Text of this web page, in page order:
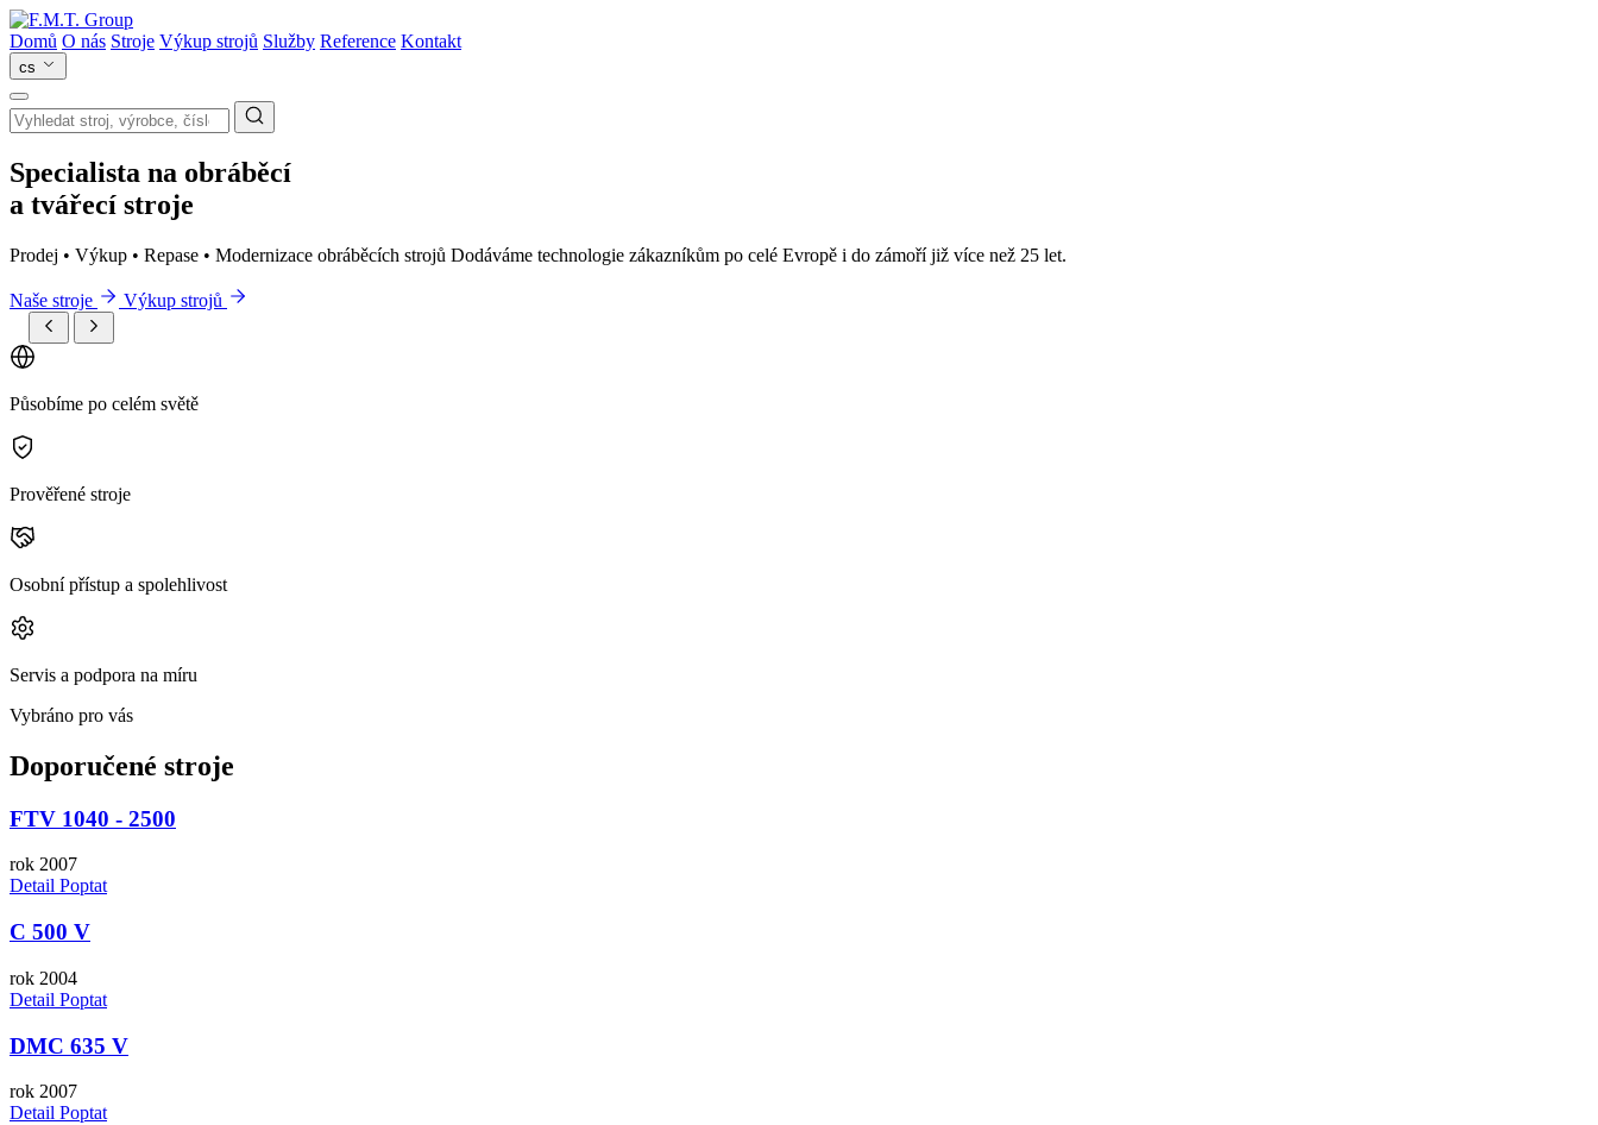
Domů O nás Stroje Výkup strojů Služby Reference Kontakt
cs
Specialista na obráběcí
a tvářecí stroje
Prodej • Výkup • Repase • Modernizace obráběcích strojů Dodáváme technologie zákazníkům po celé Evropě i do zámoří již více než 25 let.
Naše stroje Výkup strojů
Působíme po celém světě
Prověřené stroje
Osobní přístup a spolehlivost
Servis a podpora na míru
Vybráno pro vás
Doporučené stroje
FTV 1040 - 2500
rok 2007
Detail Poptat
C 500 V
rok 2004
Detail Poptat
DMC 635 V
rok 2007
Detail Poptat